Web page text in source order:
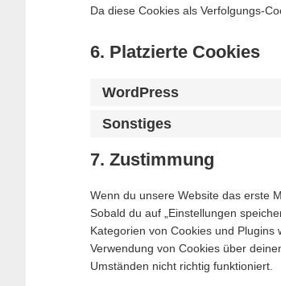
Da diese Cookies als Verfolgungs-
6. Platzierte Cookies
WordPress
Sonstiges
7. Zustimmung
Wenn du unsere Website das erste
Sobald du auf „Einstellungen
Kategorien von Cookies und
Verwendung von Cookies über
Umständen nicht richtig funktioniert.